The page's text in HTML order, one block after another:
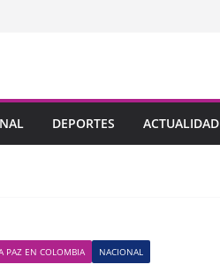
DEPORTES ACTUALIDAD
PAZ EN COLOMBIA NACIONAL